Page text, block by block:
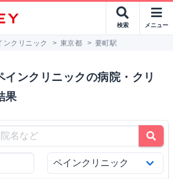
検索 メニュー
ンクリニック > 東京都 > 要町駅
インクリニックの病院・クリ
果